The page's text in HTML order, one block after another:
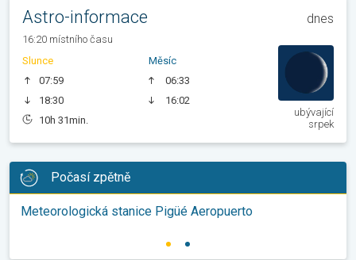
Astro-informace dnes
16:20 místního času
Slunce
07:59
18:30
10h 31min.
Měsíc
06:33
16:02
ubývající
srpek
Počasí zpětně
Meteorologická stanice Pigüé Aeropuerto